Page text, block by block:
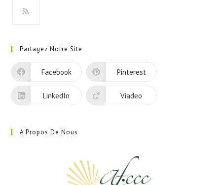
onglet
un
nouvel
Partagez Notre Site
Facebook Pinterest
LinkedIn Viadeo
A Propos De Nous